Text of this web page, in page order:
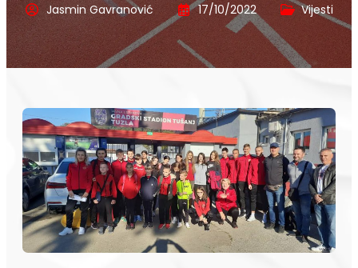
Jasmin Gavranović 17/10/2022 Vijesti